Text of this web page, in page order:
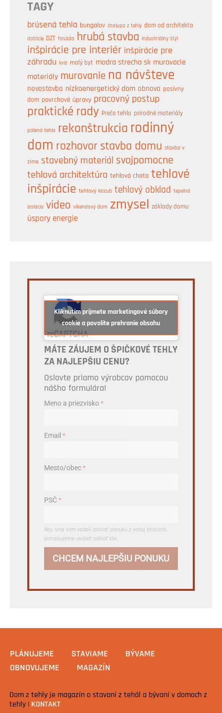
TAGY
brúsená tehla bungalov chalupa z tehly dom od architekta
dotácie DZT fasáda hrubá stavba industriálny štýl
inšpirácie pre interiér inšpirácie pre
záhradu
kvíz malý byt modra strecha sk murovacie
materiály murovanie na návšteve
novostavba nízkoenergetický dom obnova pasívny
dom povrchové úpravy pracovný postup
praktické rady Prečo tehla prírodné materiály
pálená tehla rekonštrukcia rodinný
dom rozhovor stavba domu stavba v
zime stavebný materiál svojpomocne
tehlová architektúra tehlová chata tehlové
inšpirácie tehlový kozub tehlový obklad tepelná
izolácia video víkendový dom zmysel základy domu
úspory energie
Kliknutím prijmete marketingové súbory
cookie a povolíte prehranie obsahu
MÁTE ZÁUJEM O ŠPIČKOVÉ TEHLY
ZA NAJLEPŠIU CENU?
Oslovte priamo výrobcov pomocou
nášho formulára!
Meno a priezvisko*
Email *
Mesto/obec*
PSČ*
Aby sme vám vedeli poslať ponuku z vašej blízkosti,
potrebujeme vedieť odkiaľ ste.
CHCEM NAJLEPŠIU PONUKU
PLÁNUJEME STAVIAME
BÝVAME
OBNOVUJEME
MAGAZÍN
Dom z tehly je magazín o stavaní z tehál a bývaní v domoch z
tehly |
KONTAKT